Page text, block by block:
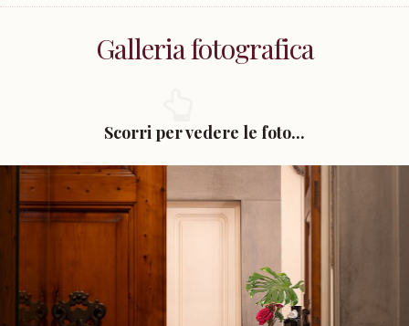
Galleria fotografica
Scorri per vedere le foto...